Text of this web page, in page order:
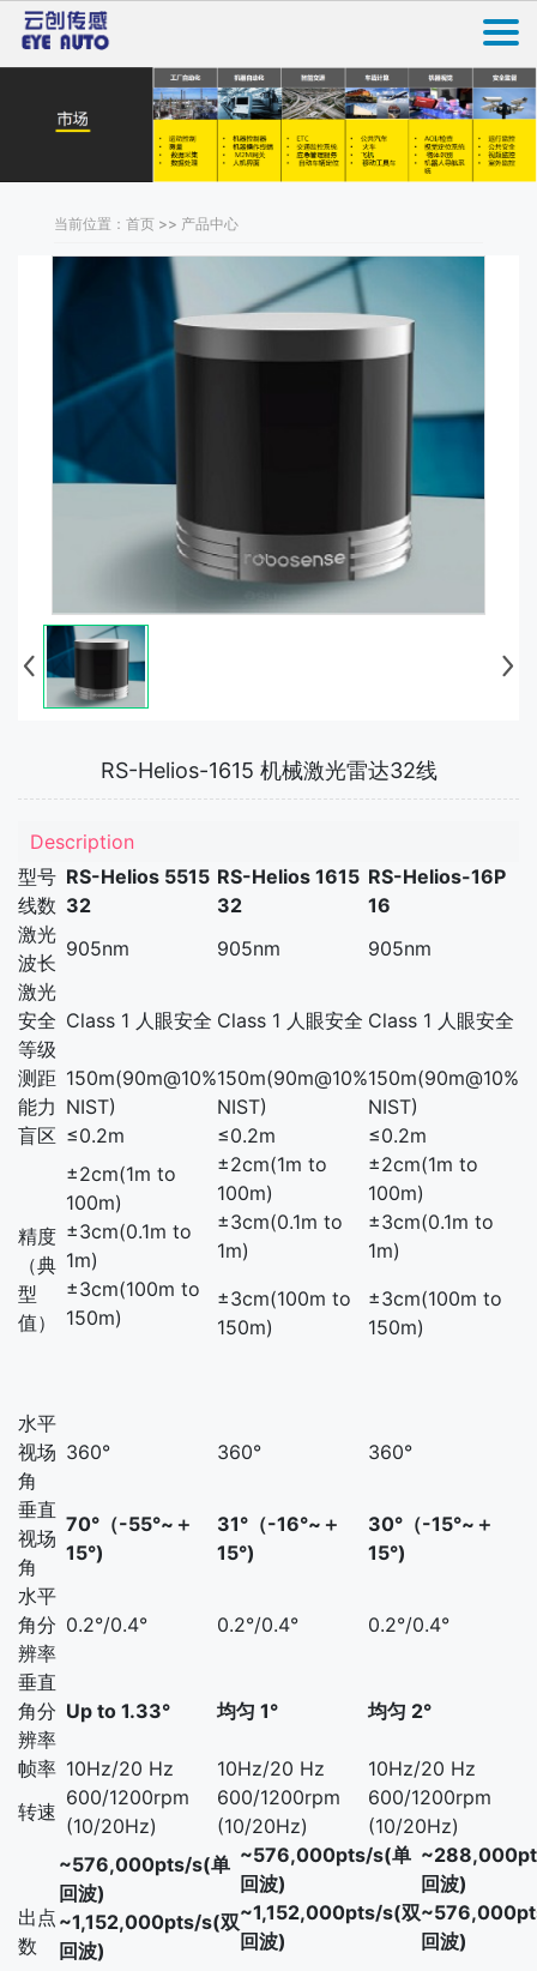
当前位置：首页 >> 产品中心
RS-Helios-1615 机械激光雷达32线
Description
型号 RS-Helios 5515 RS-Helios 1615 RS-Helios-16P
线数 32 32
16
激光
波长
905nm 905nm
905nm
激光
安全
等级
Class 1 人眼安全 Class 1 人眼安全 Class 1 人眼安全
测距
能力
150m(90m@10%
NIST)
150m(90m@10%
NIST)
150m(90m@10%
NIST)
盲区 ≤0.2m ≤0.2m ≤0.2m
精度
（典
型
值）
±2cm(1m to
100m)
±3cm(0.1m to
1m)
±3cm(100m to
150m)
±2cm(1m to
100m)
±3cm(0.1m to
1m)
±3cm(100m to
150m)
±2cm(1m to
100m)
±3cm(0.1m to
1m)
±3cm(100m to
150m)
水平
视场
角
360° 360° 360°
垂直
视场
角
70°（-55°~＋
15°)
31°（-16°~＋
15°)
30°（-15°~＋
15°)
水平
角分
辨率
0.2°/0.4° 0.2°/0.4° 0.2°/0.4°
垂直
角分
辨率
Up to 1.33° 均匀 1° 均匀 2°
帧率 10Hz/20 Hz 10Hz/20 Hz
10Hz/20 Hz
转速
600/1200rpm
(10/20Hz)
600/1200rpm
(10/20Hz)
600/1200rpm
(10/20Hz)
出点
数
~576,000pts/s(单
回波)
~1,152,000pts/s(双
回波)
~576,000pts/s(单
回波)
~1,152,000pts/s(双
回波)
回波)
回波)